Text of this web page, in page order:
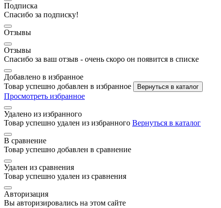
Подписка
Спасибо за подписку!
Отзывы
Отзывы
Спасибо за ваш отзыв - очень скоро он появится в списке
Добавлено в избранное
Товар успешно добавлен в избранное
Вернуться в каталог
Просмотреть избранное
Удалено из избранного
Товар успешно удален из избранного Вернуться в каталог
В сравнение
Товар успешно добавлен в сравнение
Удален из сравнения
Товар успешно удален из сравнения
Авторизация
Вы авторизировались на этом сайте